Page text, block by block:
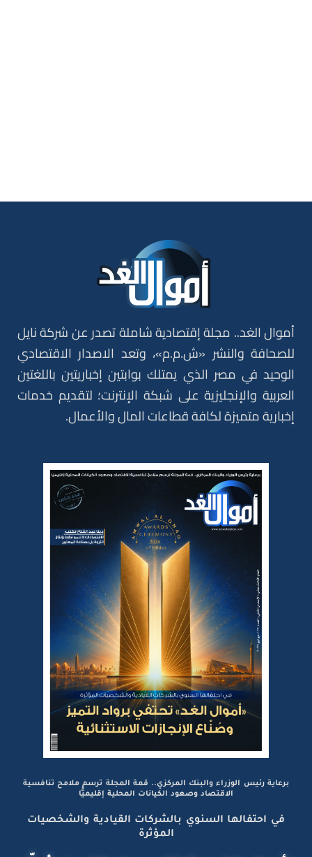
أموال الغد.. مجلة إقتصادية شاملة تصدر عن شركة نايل
للصحافة والنشر «ش.م.م»، وتعد الاصدار الاقتصادي
الوحيد في مصر الذي يمتلك بوابتين إخباريتين باللغتين
العربية والإنجليزية على شبكة الإنترنت؛ لتقديم خدمات
برعاية رئيس الوزراء والبنك المركزي.. قمة المجلة ترسم ملامح تنافسية
الاقتصاد وصعود الكيانات المحلية إقليميًّا
في احتفالها السنوي بالشركات القيادية والشخصيات